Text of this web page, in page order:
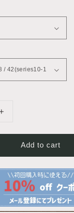
Increase
for
[Renewal]
Silicone
Slim
Apple
Watch
Band
Apple
Add to cart